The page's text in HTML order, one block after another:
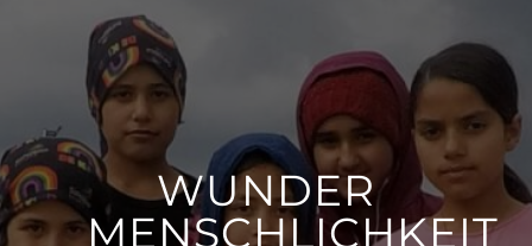
WUNDER
MENSCHLICHKEIT